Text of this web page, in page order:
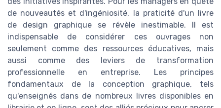
de nouveautés et d'ingéniosité, la praticité d'un livre
de design graphique se révèle inestimable. Il est
indispensable de considérer ces ouvrages non
seulement comme des ressources éducatives, mais
aussi comme des leviers de transformation
professionnelle en entreprise. Les principes
fondamentaux de la conception graphique, tels
qu'enseignés dans de nombreux livres disponibles en